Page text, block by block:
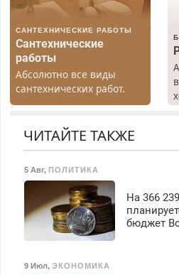
З/п – до 96000 рублей до
Ежемесячно
выплачивается денежная
премия. Возможно
бесплатное обучение,
получение документов,
работа инспектором по
безопасности с з/п до
125000 руб.
САНТЕХНИЧЕСКИЕ РАБОТЫ
Сантехнические
работы
Абсолютно все виды
сантехнических работ.
Быстро. Качественно.
ЧИТАЙТЕ ТАКЖЕ
5 Авг, ПОЛИТИКА
На 366
бюджет
9 Июл, ЭКОНОМИКА